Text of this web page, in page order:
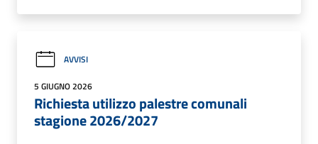
AVVISI
5 GIUGNO 2026
Richiesta utilizzo palestre comunali
stagione 2026/2027